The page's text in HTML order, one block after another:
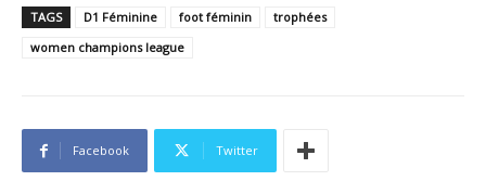
TAGS D1 Féminine foot féminin
trophées
women champions league
Facebook Twitter